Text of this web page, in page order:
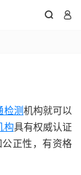
 
检测机构就可以
构具有权威认证
正性，有资格